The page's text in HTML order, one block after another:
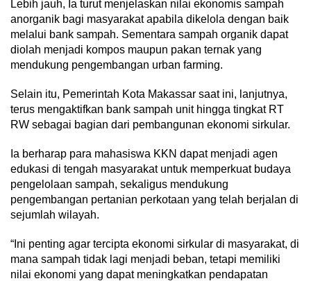
Lebih jauh, Ia turut menjelaskan nilai ekonomis sampah
anorganik bagi masyarakat apabila dikelola dengan baik
melalui bank sampah. Sementara sampah organik dapat
diolah menjadi kompos maupun pakan ternak yang
mendukung pengembangan urban farming.
Selain itu, Pemerintah Kota Makassar saat ini, lanjutnya,
terus mengaktifkan bank sampah unit hingga tingkat RT
RW sebagai bagian dari pembangunan ekonomi sirkular.
Ia berharap para mahasiswa KKN dapat menjadi agen
edukasi di tengah masyarakat untuk memperkuat budaya
pengelolaan sampah, sekaligus mendukung
pengembangan pertanian perkotaan yang telah berjalan di
sejumlah wilayah.
“Ini penting agar tercipta ekonomi sirkular di masyarakat, di
mana sampah tidak lagi menjadi beban, tetapi memiliki
nilai ekonomi yang dapat meningkatkan pendapatan